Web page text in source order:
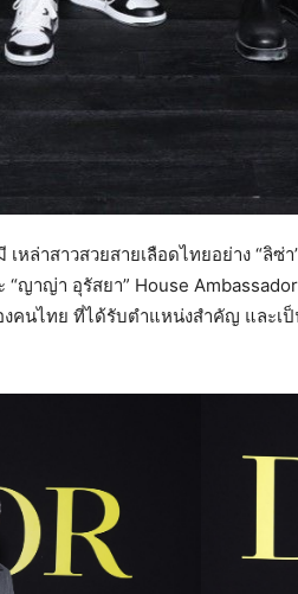
หล่าสาวสวยสายเลือดไทยอย่าง “ลิซ่
ญาญ่า อุรัสยา” House
งคนไทย ที่ได้รับตำแหน่งสำคัญ และ